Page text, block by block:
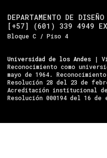
DEPARTAMENTO DE DISEÑO
[+57] (601) 339 4949
Bloque C / Piso 4
Universidad de los Andes |
Reconocimiento como
mayo de 1964.
Resolución 28 del 23 de
Acreditación institucional
Resolución 000194 del 16 de